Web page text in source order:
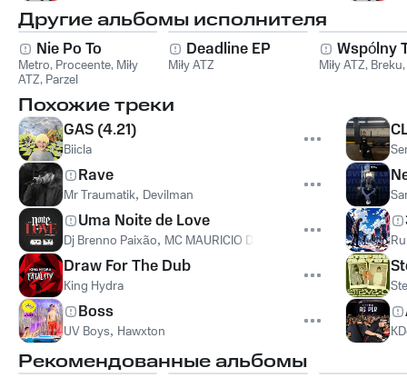
Другие альбомы исполнителя
Nie Po To
Metro, Proceente, Miły
ATZ, Parzel
Deadline EP
Miły ATZ
Wspólny
Miły ATZ, Breku,
Похожие треки
GAS (4.21)
Biicla
Rave
Mr Traumatik, Devilman
Uma Noite de Love
Dj Brenno Paixão, MC MAURICIO DA V.I
Draw For The Dub
King Hydra
Boss
UV Boys, Hawxton
Рекомендованные альбомы